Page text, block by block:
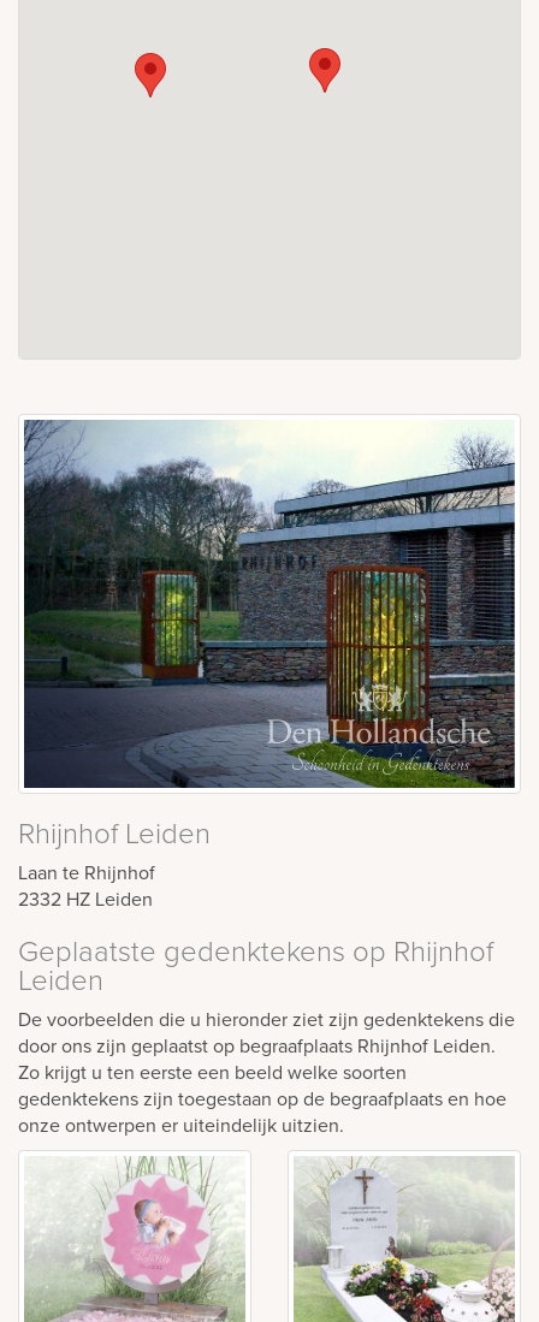
Rhijnhof Leiden
Laan te Rhijnhof
2332 HZ Leiden
Geplaatste gedenktekens op Rhijnhof
Leiden
De voorbeelden die u hieronder ziet zijn gedenktekens die
door ons zijn geplaatst op begraafplaats Rhijnhof Leiden.
Zo krijgt u ten eerste een beeld welke soorten
gedenktekens zijn toegestaan op de begraafplaats en hoe
onze ontwerpen er uiteindelijk uitzien.